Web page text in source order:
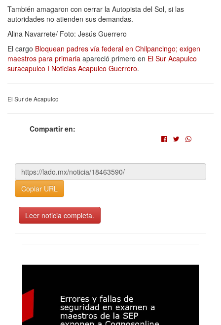
También amagaron con cerrar la Autopista del Sol, si las
autoridades no atienden sus demandas.
Alina Navarrete/ Foto: Jesús Guerrero
El cargo Bloquean padres vía federal en Chilpancingo; exigen
maestros para primaria apareció primero en El Sur Acapulco
suracapulco I Noticias Acapulco Guerrero.
El Sur de Acapulco
Compartir en:
Copiar URL
Leer noticia completa.